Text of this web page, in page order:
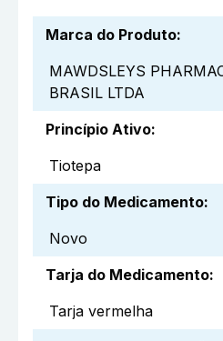
Marca do Produto:
MAWDSLEYS
BRASIL LTDA
Princípio Ativo:
Tiotepa
Tipo do Medicamento:
Novo
Tarja do Medicamento:
Tarja vermelha